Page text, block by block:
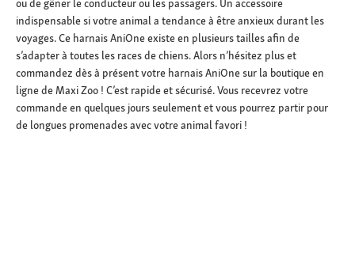
ou de gêner le conducteur ou les passagers. Un accessoire
indispensable si votre animal a tendance à être anxieux durant les
voyages. Ce harnais AniOne existe en plusieurs tailles afin de
s’adapter à toutes les races de chiens. Alors n’hésitez plus et
commandez dès à présent votre harnais AniOne sur la boutique en
ligne de Maxi Zoo ! C’est rapide et sécurisé. Vous recevrez votre
commande en quelques jours seulement et vous pourrez partir pour
de longues promenades avec votre animal favori !